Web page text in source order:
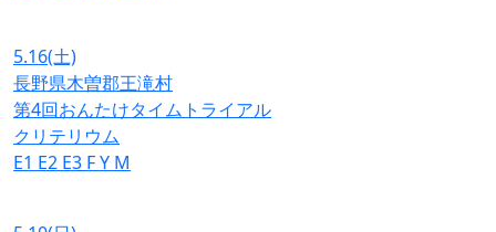
5.16(土)
長野県木曽郡王滝村
第4回おんたけタイムトライアル
クリテリウム
E1 E2 E3 FY M